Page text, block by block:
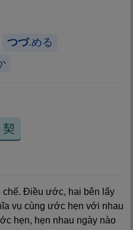
つづ.める
契
chế. Điều ước, hai bên lấy
vụ cùng ước hẹn với nhau
hẹn, hẹn nhau ngày nào